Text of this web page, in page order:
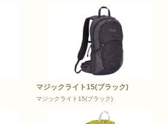
マジックライト15(ブラック)
マジックライト15(ブラック)